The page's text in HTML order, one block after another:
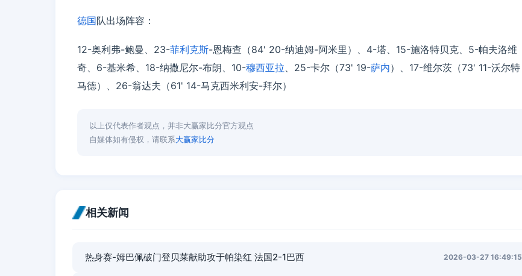
德国队出场阵容：
12-奥利弗-鲍曼、23-菲利克斯-恩梅查（84' 20-纳迪姆-阿米里）、4-塔、15-施洛特贝克、5-帕夫洛维
奇、6-基米希、18-纳撒尼尔-布朗、10-穆西亚拉 、25-卡尔（73' 19-萨内）、17-维尔茨（73' 11-沃尔特
马德）、26-翁达夫（61' 14-马克西米利安-拜尔）
以上仅代表作者观点，并非大赢家比分官方观点
自媒体如有侵权，请联系大赢家比分
相关新闻
热身赛-姆巴佩破门登贝莱献助攻于帕染红 法国2-1巴西 2026-03-27 16:49:15